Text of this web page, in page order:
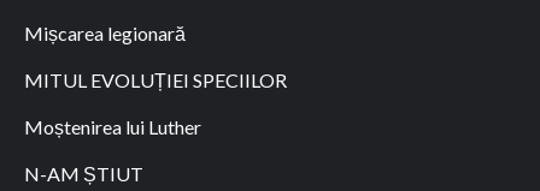
Mișcarea legionară
MITUL EVOLUȚIEI SPECIILOR
Moștenirea lui Luther
N-AM ȘTIUT